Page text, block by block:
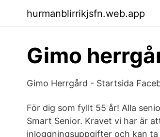
hurmanblirrikjsfn.web.app
Gimo
Gimo Herrgård - Startsida
För dig som fyllt 55 år! Alla
Smart Senior. Kravet vi har är
inloggningsuppgifter och kan